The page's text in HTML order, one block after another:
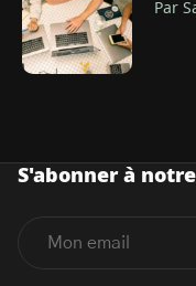
Par
S'abonner à